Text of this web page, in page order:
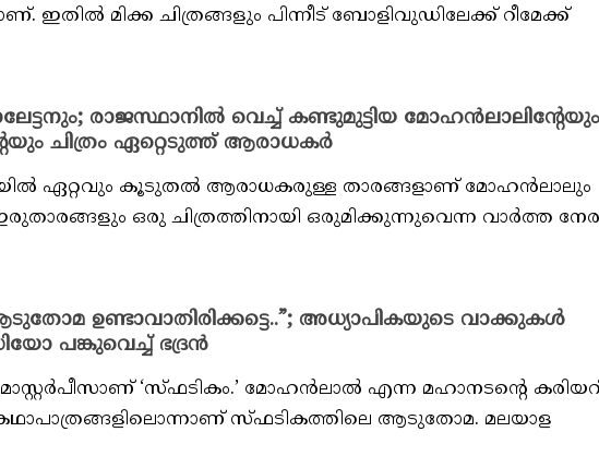
ഇതിൽ മിക്ക ചിത്രങ്ങളും പിന്നീട് ബോളിവുഡിലേക്ക് റീമേക്ക്
രാജസ്ഥാനിൽ വെച്ച് കണ്ടുമുട്ടിയ മോഹൻലാലിന്റേയും
ചിത്രം ഏറ്റെടുത്ത് ആരാധകർ
ഏറ്റവും കൂടുതൽ ആരാധകരുള്ള താരങ്ങളാണ് മോഹൻലാലും
ഒരു ചിത്രത്തിനായി ഒരുമിക്കുന്നുവെന്ന വാർത്ത
ഉണ്ടാവാതിരിക്കട്ടെ..”; അധ്യാപികയുടെ വാക്കുകൾ
പങ്കുവെച്ച് ഭദ്രൻ
‘സ്‌ഫടികം.’ മോഹൻലാൽ എന്ന മഹാനടന്റെ
കഥാപാത്രങ്ങളിലൊന്നാണ് സ്‌ഫടികത്തിലെ ആടുതോമ. മലയാള